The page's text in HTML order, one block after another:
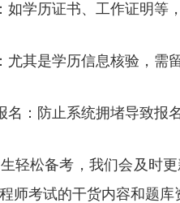
如学历证书、工作证明等
尤其是学历信息核验，需
名：防止系统拥堵导致报名
轻松备考，我们会及时
师考试的干货内容和题库